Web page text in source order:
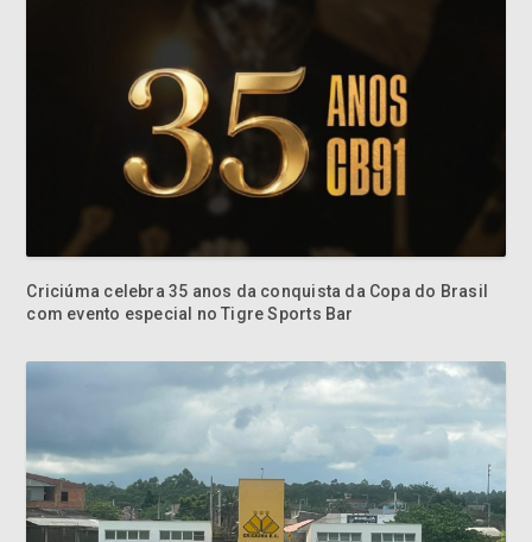
Criciúma celebra 35 anos da conquista da Copa do Brasil
com evento especial no Tigre Sports Bar